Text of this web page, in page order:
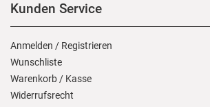
Kunden Service
Anmelden / Registrieren
Wunschliste
Warenkorb / Kasse
Widerrufs­recht